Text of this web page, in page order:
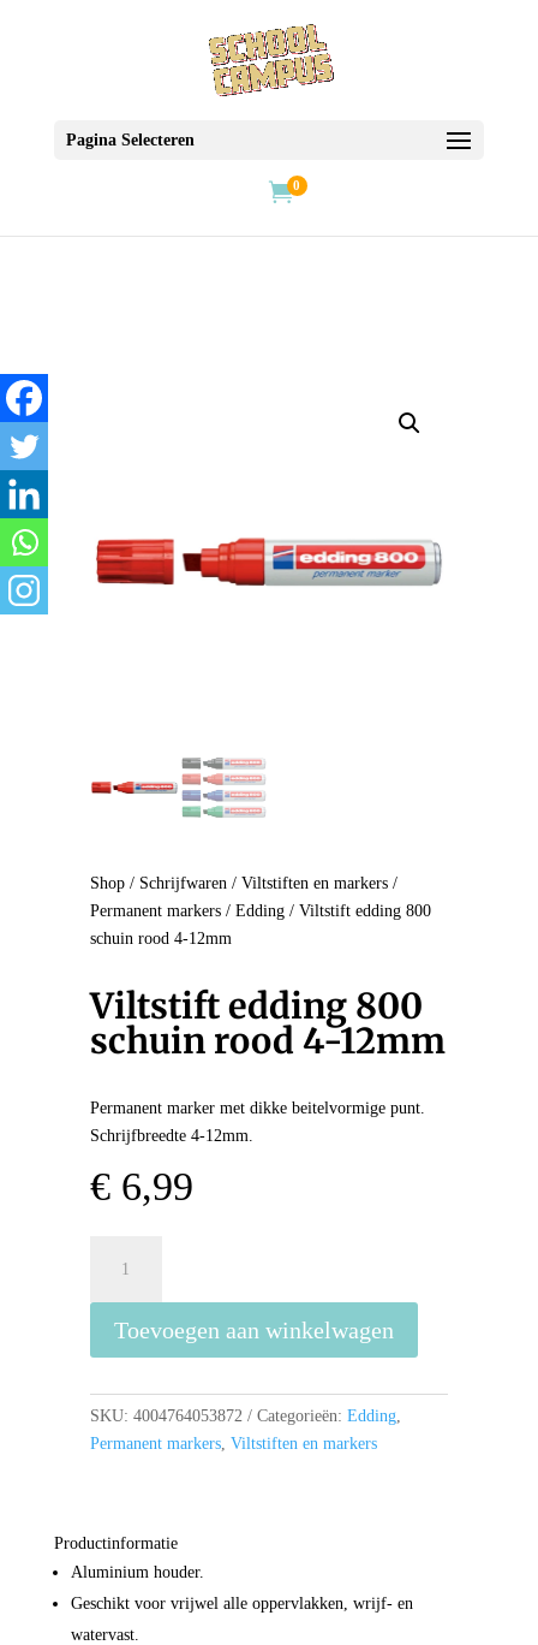
Pagina Selecteren
0
Shop/ Schrijfwaren / Viltstiften en markers/
Permanent markers/ Edding/ Viltstift edding 800
schuin rood 4-12mm
Viltstift edding 800
schuin rood 4-12mm
Permanent marker met dikke beitelvormige punt.
Schrijfbreedte 4-12mm.
€6,99
edding
800
schuin
rood
12mm
aantal
Toevoegen aan winkelwagen
SKU: 4004764053872 Categorieën: Edding,
Permanent markers, Viltstiften en markers
Productinformatie
Aluminium houder.
Geschikt voor vrijwel alle oppervlakken, wrijf- en
watervast.